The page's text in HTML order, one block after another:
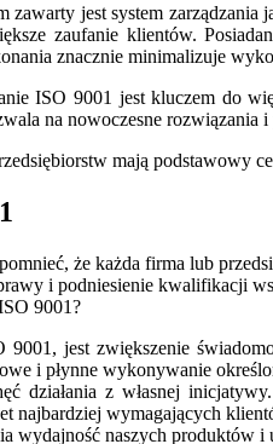
jest system zarządzania
zaufanie klientów.
znacznie minimalizuje
ISO 9001 jest kluczem do
na nowoczesne rozwiązania
mają podstawowy
że każda firma lub
i podniesienie kwalifikacji
9001?
9001, jest zwiększenie
i płynne wykonywanie
działania z własnej
najbardziej wymagających
wydajność naszych produktów i